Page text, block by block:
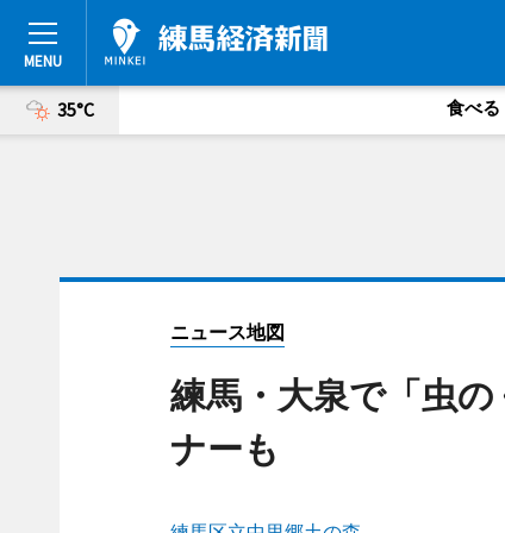
35°C 食べる
ニュース地図
練馬・大泉で「虫
ナーも